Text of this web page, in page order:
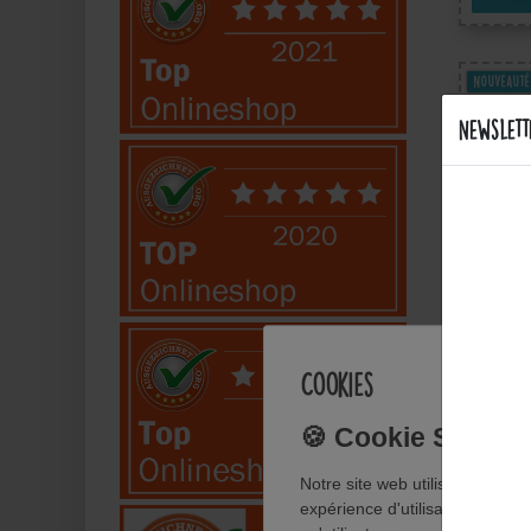
Nouveauté
Cookies
Notre site web utilise des
expérience d'utilisateur. Vous